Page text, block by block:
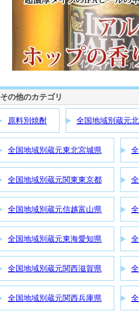
その他のカテゴリ
原料別焼酎 全国地域別蔵元
全国地域別蔵元東北宮城県
全国地域別蔵元関東東京都
全国地域別蔵元信越富山県
全国地域別蔵元東海愛知県
全国地域別蔵元関西滋賀県
全国地域別蔵元関西兵庫県